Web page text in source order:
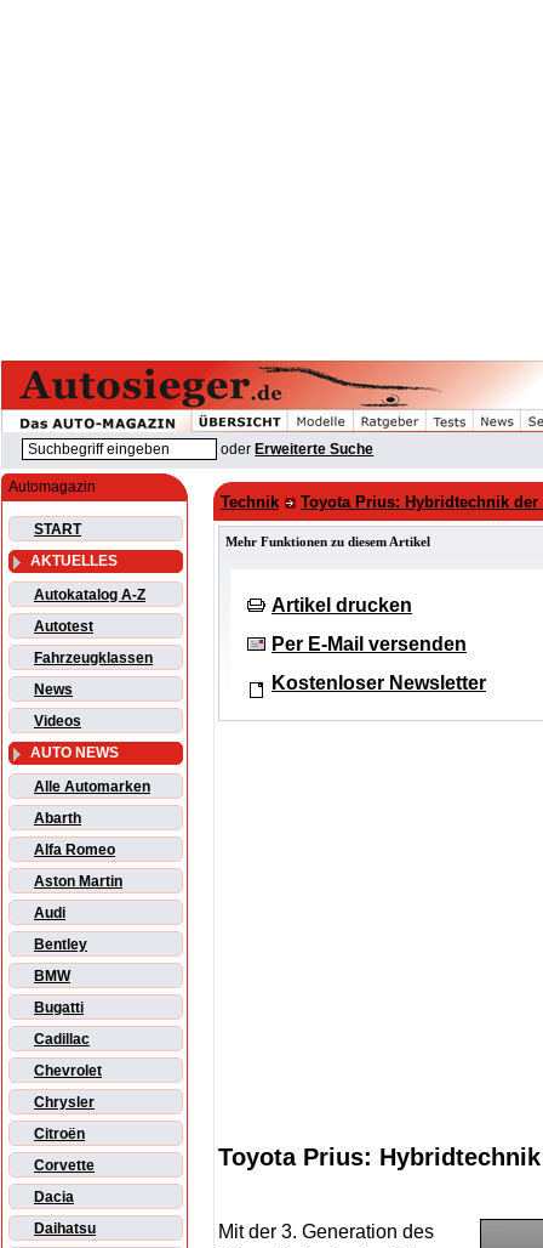
oder Erweiterte Suche
Automagazin
START
AKTUELLES
Autokatalog A-Z
Autotest
Fahrzeugklassen
News
Videos
AUTO NEWS
Alle Automarken
Abarth
Alfa Romeo
Aston Martin
Audi
Bentley
BMW
Bugatti
Cadillac
Chevrolet
Chrysler
Citroën
Corvette
Dacia
Daihatsu
Technik Toyota Prius: Hybridtechnik der
Mehr Funktionen zu diesem Artikel
Artikel drucken
Per E-Mail versenden
Kostenloser Newsletter
Toyota Prius:
Mit der 3. Generation des